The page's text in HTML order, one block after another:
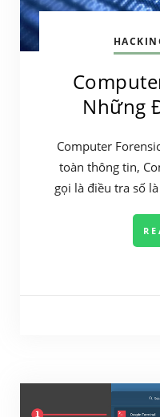
Những
Computer
toàn thông tin,
gọi là điều tra số